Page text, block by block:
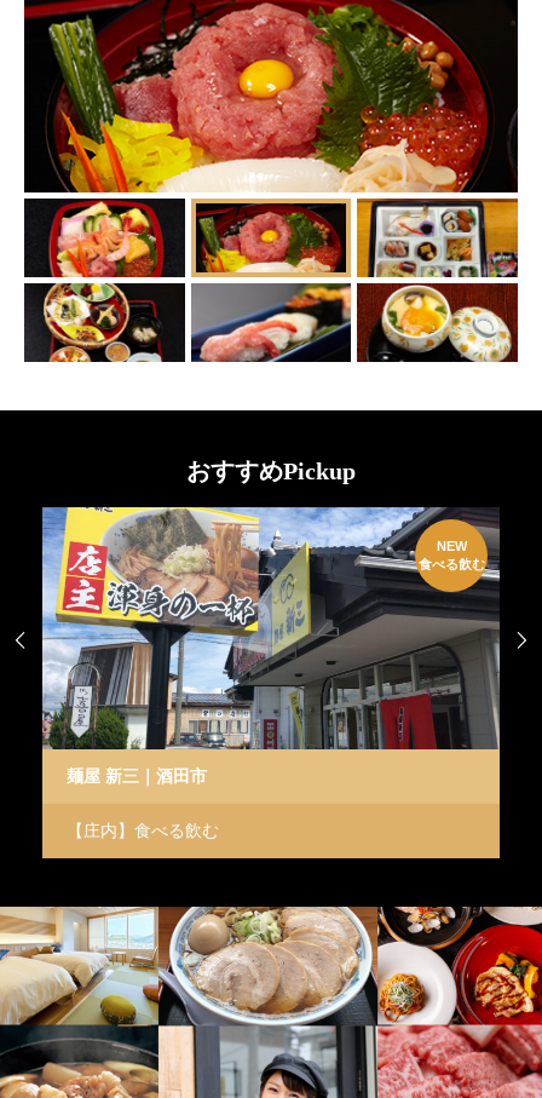
おすすめPickup
NEW
食べる飲む
麺屋 新三｜酒田市
【庄内】食べる飲む
 